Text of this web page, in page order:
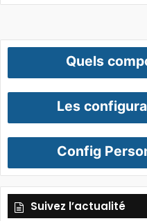
Quels
Les
Config
Suivez l’actualité